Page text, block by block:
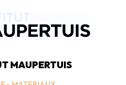
MAUPERTUIS